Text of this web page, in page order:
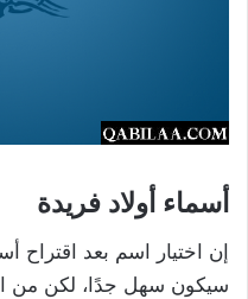
أسماء أولاد فريدة
إن اختيار اسم بعد اقتراح
سيكون سهل جدًا، لكن من